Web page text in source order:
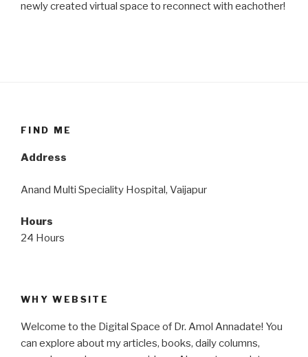
newly created virtual space to reconnect with eachother!
FIND ME
Address
Anand Multi Speciality Hospital, Vaijapur
Hours
24 Hours
WHY WEBSITE
Welcome to the Digital Space of Dr. Amol Annadate! You
can explore about my articles, books, daily columns,